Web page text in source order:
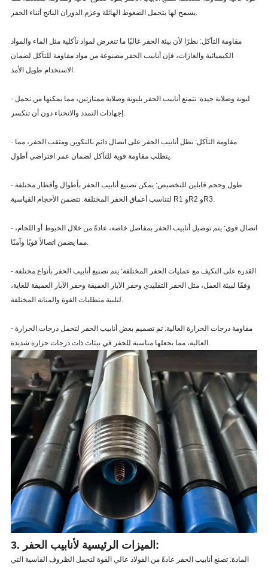
يسمح لها بتحمل الضغوط الهائلة وعزم الدوران الناتج أثناء الحفر.
مقاومة التآكل: نظرًا لأن بيئة الحفر غالبًا ما تتعرض لمواد تآكلية مثل الماء والمواد
الكيميائية والغازات، فإن أنابيب الحفر مصنوعة من مواد مقاومة للتآكل لضمان
الاستخدام طويل الأمد.
- ليونة وصلابة جيدة: تتمتع أنابيب الحفر بليونة وصلابة ممتازتين، مما يمكنها من تحمل
إجهادات التمدد والانحناء دون أن تنكسر.
- مقاومة التآكل: تظل أنابيب الحفر على اتصال دائم بالتكوين ومثقب الحفر، مما
يتطلب مقاومة قوية للتآكل لضمان عمر افتراضي أطول.
- طول وحجم قابلين للتخصيص: يمكن تصنيع أنابيب الحفر بأطوال وأقطار مختلفة
لتناسب أعماق الحفر المختلفة. تتضمن الأحجام القياسية R1 وR2 وR3.
- اتصال قوي: يتم توصيل أنابيب الحفر بمفاصل خاصة، عادةً من خلال الخيوط أو اللحام،
مما يضمن اتصالاً قويًا وآمنًا.
- القدرة على التكيف مع عمليات الحفر المختلفة: يتم تصنيع أنابيب الحفر بأنواع مختلفة
وفقًا لبيئة العمل، مثل الحفر التقليدي وحفر الآبار العميقة وحفر الآبار العميقة للغاية،
لتلبية متطلبات القوة والمتانة المختلفة.
- مقاومة درجات الحرارة العالية: تم تصميم بعض أنابيب الحفر لتحمل درجات الحرارة
العالية، مما يجعلها مناسبة للحفر في بيئات ذات درجات حرارة شديدة.
3. الميزات الرئيسية لأنابيب الحفر:
المادة: تصنع أنابيب الحفر عادةً من الفولاذ عالي القوة لتحمل الظروف القاسية التي